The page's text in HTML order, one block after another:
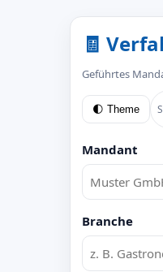
🧾
Geführtes
🌓 Theme
Mandant
Branche